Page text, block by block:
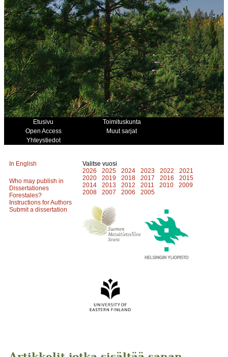
Etusivu
Toimituskunta
Open Access
Muut sarjat
Yhteystiedot
In English
Who may publish in
Dissertationes
Forestales?
Instructions for Authors
Submit a dissertation
Valitse vuosi
2026
2025 2024 2023 2022
2021
2020
2019 2018 2017 2016
2015
2014
2013 2012 2011 2010
2009
2008
2007 2006 2005